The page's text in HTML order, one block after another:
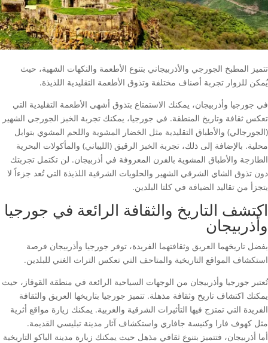
تتميز المطبخ الجورجي والأذربيجاني بتنوع الأطعمة والنكهات الشهية، حيث
يُمكن للزوار تجربة أصناف مختلفة وتذوق الأطعمة التقليدية اللذيذة.
في جورجيا وأذربيجان، يمكنك الاستمتاع بتذوق أشهى الأطعمة التقليدية التي
تعكس ثقافة وتاريخ المنطقة. في جورجيا، يمكنك تجربة الخبز الجورجي الشهير
(الجورجالي) والأطباق التقليدية مثل الخضار المشوية واللحم المشوي بتوابل
محلية. بالإضافة إلى ذلك، تجربة الخبز الرقيق (الليباني) والمأكولات البحرية
الطازجة والأطباق المشوية بالفرن المعروفة في أذربيجان. لن تكتمل تجربتك
دون تذوق الشاي الشرقي الشهير والحلويات الشرقية اللذيذة التي تُعد جزءاً لا
يتجزأ من تقاليد الضيافة في كلتا البلدين.
اكتشف التاريخ والثقافة الرائعة في جورجيا
وأذربيجان
بفضل تاريخهما العريق وثقافتهما الفريدة، توفر جورجيا وأذربيجان فرصة
استكشاف المواقع التاريخية والمتاحف التي تعكس التراث الغني للبلدين.
تُعتبر جورجيا وأذربيجان من الوجهات السياحية الرائعة في منطقة القوقاز، حيث
يمكنك اكتشاف تاريخ وثقافة مذهلة. تتميز جورجيا بتاريخها العريق والثقافة
الفريدة التي تمتزج فيها التأثيرات الشرقية والغربية. يمكنك زيارة مواقع أثرية
مثل كهوف فارا وكنيسة جافاري واستكشاف آثار مدينة تبليسي القديمة.
أما أذربيجان، فتتميز بتنوع ثقافي مذهل حيث يمكنك زيارة مدينة الباكو التاريخية